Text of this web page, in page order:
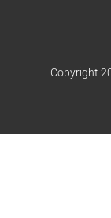
Copyright